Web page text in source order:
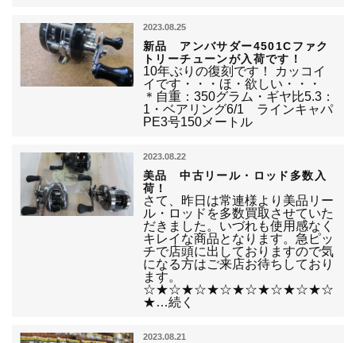
2023.08.25
新品 アンバサダー4501Cファク
トリーチューンが入荷です！
10年ぶりの復刻です！ カッコイ
イです・・・ほ・欲しい・・・
＊自重：350グラム・ギヤ比5.3：
1・ベアリング6/1 ラインキャパ
PE3号150メートル
2023.08.22
美品 中古リール・ロッド多数入
荷！
さて、昨日は常連様より美品リー
ル・ロッドを多数買取させていた
だきました。いづれも使用感なく
キレイな商品となります。急ピッ
チで店頭に出しておりますので気
になる方はご来店お待ちしており
ます。
☆★☆★☆★☆★☆★☆★☆★☆
★…続く
2023.08.21